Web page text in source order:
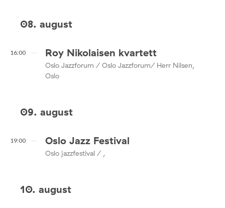
08. august
16:00 Roy Nikolaisen kvartett
Oslo Jazzforum / Oslo Jazzforum/ Herr Nilsen,
Oslo
09. august
19:00 Oslo Jazz Festival
Oslo jazzfestival / ,
10. august